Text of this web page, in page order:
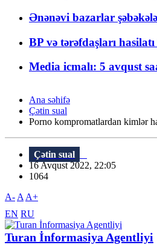
Ənənəvi bazarlar
BP və tərəfdaşları
Media icmalı: 5 avqust
Ana səhifə
Çətin sual
Porno kompromatlardan kimlər
Çətin sual
16 Avqust 2022, 22:05
1064
A- A A+
EN RU
Turan İnformasiya Agentliyi